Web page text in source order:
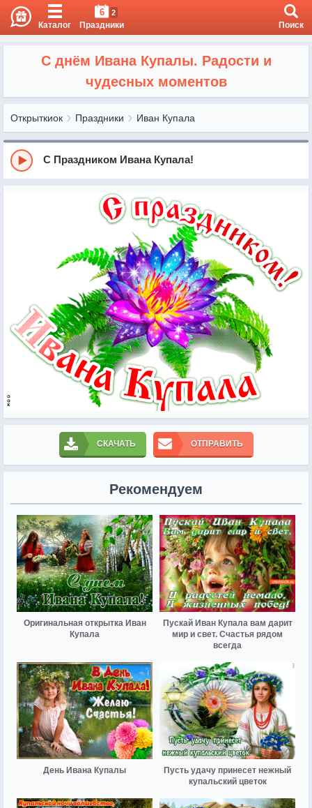
Каталог
6 2
Праздники Поиск
С днём Ивана Купалы. Радости и
чудесных моментов
Открыткиок Праздники Иван Купала
С Праздником Ивана Купала!
СКАЧАТЬ ОТПРАВИТЬ
Рекомендуем
Оригинальная открытка Иван
Купала
Пускай Иван Купала вам дарит
мир и свет. Счастья рядом
всегда
День Ивана Купалы
Пусть удачу принесет нежный
купальский цветок